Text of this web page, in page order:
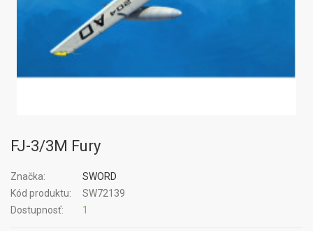
FJ-3/3M Fury
Značka:
SWORD
Kód produktu:
SW72139
Dostupnosť:
1